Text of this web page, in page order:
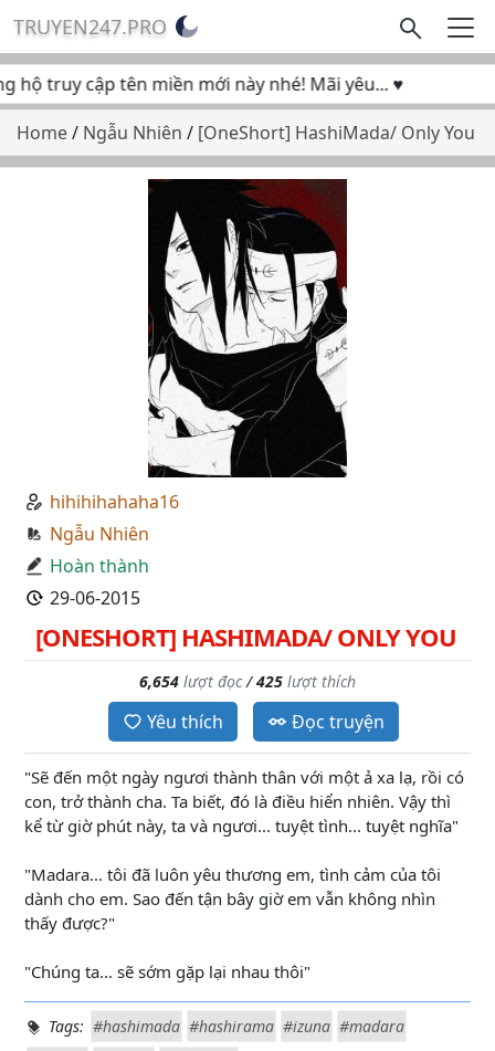
TRUYEN247.PRO
truy cập tên miền mới này nhé! Mãi yêu... ♥
Home/ Ngẫu Nhiên / [OneShort] HashiMada/ Only You
hihihihahaha16
Ngẫu Nhiên
Hoàn thành
29-06-2015
[ONESHORT] HASHIMADA/ ONLY YOU
6,654 lượt đọc/425 lượt thích
Yêu thích Đọc truyện
"Sẽ đến một ngày ngươi thành thân với một ả xa lạ, rồi có
con, trở thành cha. Ta biết, đó là điều hiển nhiên. Vậy thì
kể từ giờ phút này, ta và ngươi... tuyệt tình... tuyệt nghĩa"
"Madara... tôi đã luôn yêu thương em, tình cảm của tôi
dành cho em. Sao đến tận bây giờ em vẫn không nhìn
thấy được?"
"Chúng ta... sẽ sớm gặp lại nhau thôi"
Tags: #hashimada #hashirama #izuna #madara